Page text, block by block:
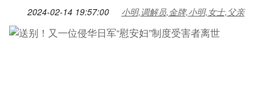
2024-02-14 19:57:00 小明,调解员,金牌,小明,女士,父亲